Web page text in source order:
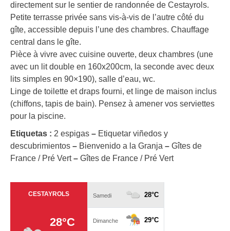
directement sur le sentier de randonnée de Cestayrols.
Petite terrasse privée sans vis-à-vis de l’autre côté du
gîte, accessible depuis l’une des chambres. Chauffage
central dans le gîte.
Pièce à vivre avec cuisine ouverte, deux chambres (une
avec un lit double en 160x200cm, la seconde avec deux
lits simples en 90×190), salle d’eau, wc.
Linge de toilette et draps fourni, et linge de maison inclus
(chiffons, tapis de bain). Pensez à amener vos serviettes
pour la piscine.
Etiquetas : 2 espigas – Etiquetar viñedos y
descubrimientos – Bienvenido a la Granja – Gîtes de
France / Pré Vert– Gîtes de France / Pré Vert